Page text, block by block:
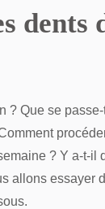
dents
? Que se
? Y a-t-il
allons essayer